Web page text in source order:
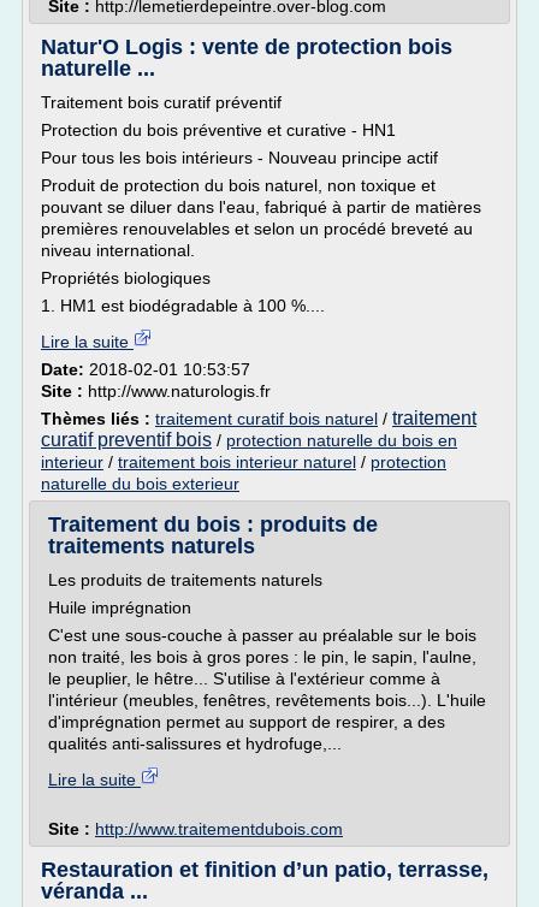
Site : http://lemetierdepeintre.over-blog.com
Natur'O Logis : vente de protection bois
naturelle ...
Traitement bois curatif préventif
Protection du bois préventive et curative - HN1
Pour tous les bois intérieurs - Nouveau principe actif
Produit de protection du bois naturel, non toxique et
pouvant se diluer dans l'eau, fabriqué à partir de matières
premières renouvelables et selon un procédé breveté au
niveau international.
Propriétés biologiques
1. HM1 est biodégradable à 100 %....
Lire la suite
Date: 2018-02-01 10:53:57
Site : http://www.naturologis.fr
Thèmes liés : traitement curatif bois naturel / traitement
curatif preventif bois / protection naturelle du bois en
interieur / traitement bois interieur naturel / protection
naturelle du bois exterieur
Traitement du bois : produits de
traitements naturels
Les produits de traitements naturels
Huile imprégnation
C'est une sous-couche à passer au préalable sur le bois
non traité, les bois à gros pores : le pin, le sapin, l'aulne,
le peuplier, le hêtre... S'utilise à l'extérieur comme à
l'intérieur (meubles, fenêtres, revêtements bois...). L'huile
d'imprégnation permet au support de respirer, a des
qualités anti-salissures et hydrofuge,...
Lire la suite
Site : http://www.traitementdubois.com
Restauration et finition d’un patio, terrasse,
véranda ...